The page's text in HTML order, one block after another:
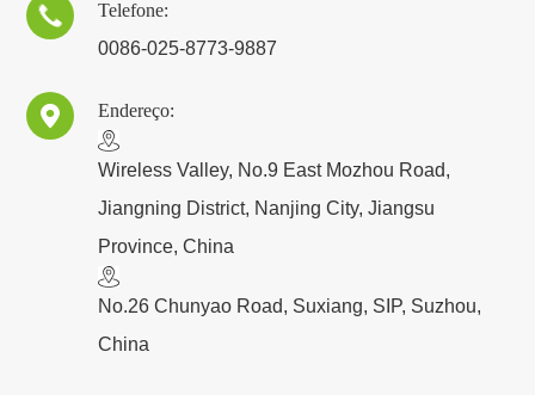

Telefone:
0086-025-8773-9887
 Endereço:
​Wireless Valley, No.9 East Mozhou Road,
Jiangning District, Nanjing City, Jiangsu
Province, China
No.26 Chunyao Road, Suxiang, SIP, Suzhou,
China